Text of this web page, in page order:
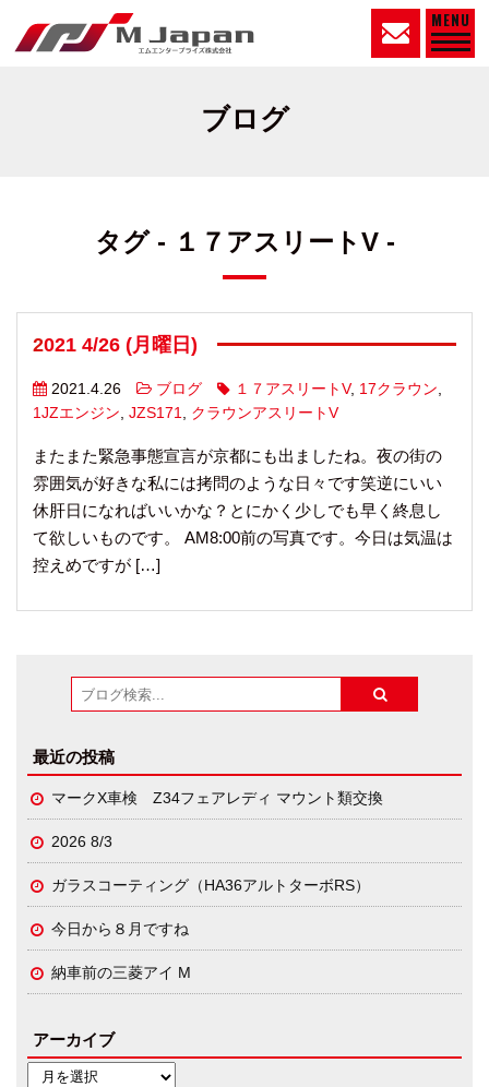
MENU
ブログ
タグ - １７アスリートV -
2021 4/26 (月曜日)
2021.4.26 ブログ １７アスリートV, 17クラウン,
1JZエンジン, JZS171, クラウンアスリートV
またまた緊急事態宣言が京都にも出ましたね。夜の街の
雰囲気が好きな私には拷問のような日々です笑逆にいい
休肝日になればいいかな？とにかく少しでも早く終息し
て欲しいものです。 AM8:00前の写真です。今日は気温は
控えめですが […]
最近の投稿
マークX車検 Z34フェアレディ マウント類交換
2026 8/3
ガラスコーティング（HA36アルトターボRS）
今日から８月ですね
納車前の三菱アイ M
アーカイブ